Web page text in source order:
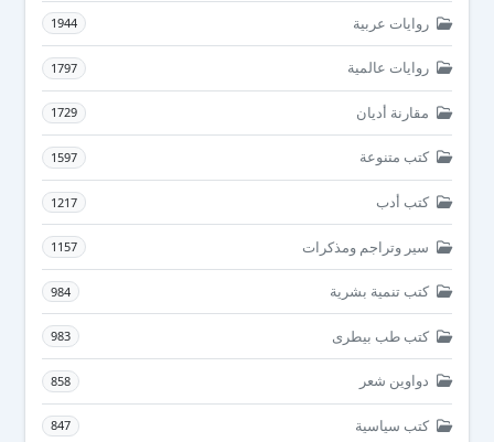
روايات عربية 1944
روايات عالمية 1797
مقارنة أديان 1729
كتب متنوعة 1597
كتب أدب 1217
سير وتراجم ومذكرات 1157
كتب تنمية بشرية 984
كتب طب بيطرى 983
دواوين شعر 858
كتب سياسية 847